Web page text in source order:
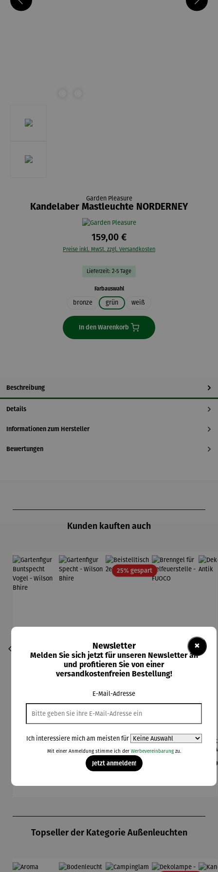
Garden Pleasure
Kandelaber Mastleuchte NORDERNEY
159,00 €
Preise inkl. MwSt. zzgl. Versandkosten
Lieferzeit: 2-5 Tage
Farbauswahlauswählen
bronze grün weiß
In den Warenkorb
Beschreibung
Details
Informationen zum Hersteller
Bewertungen
Kunden kauften auch
Gartenfigu
Gartenfigu
r Specht -
Wilson
Bhire
Regulärer Preis:
84,00 €
25% gespartRabatt
Beistelltis
ch 2er Set
– Dalias
Verkaufspreis:
149,00 €
Regulärer Preis:
Brenngel
für
Topseller der Kategorie Außenleuchten
×
Newsletter
Melden Sie sich jetzt für unseren Newsletter an
und profitieren Sie von einer
versandkostenfreien Bestellung!
E-Mail-Adresse
Ich interessiere mich am meisten für
Mit einer Anmeldung stimme ich der Werbevereinbarungzu.
Jetzt anmelden!